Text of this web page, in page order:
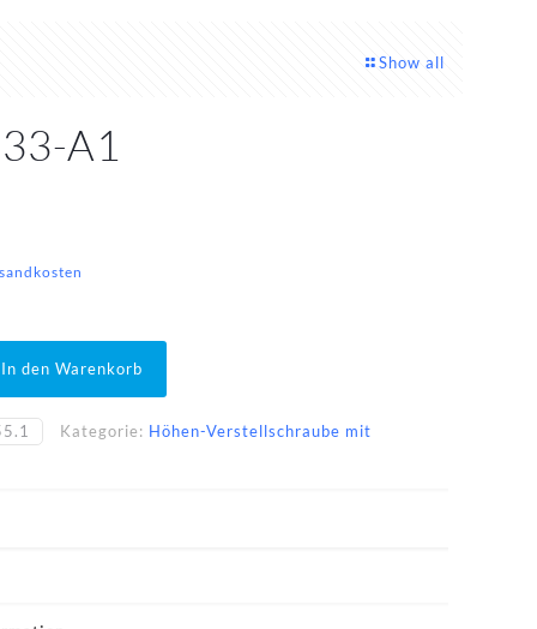
Show all
A1
In den Warenkorb
Kategorie: Höhen-Verstellschraube mit